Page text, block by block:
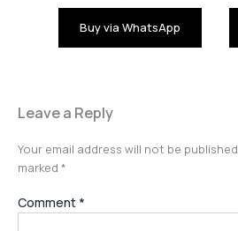
Buy via WhatsApp
Leave a Reply
Your email address will not be published.
marked *
Comment *